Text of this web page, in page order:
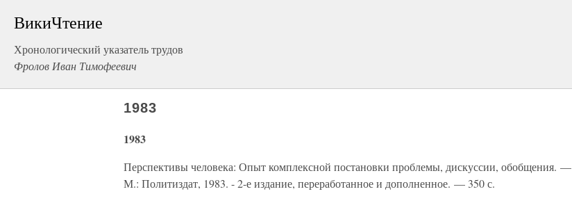
ВикиЧтение
Хронологический указатель трудов
Фролов Иван Тимофеевич
1983
1983
Перспективы человека: Опыт комплексной постановки проблемы, дискуссии, обобщения. —
М.: Политиздат, 1983. - 2-е издание, переработанное и дополненное. — 350 с.